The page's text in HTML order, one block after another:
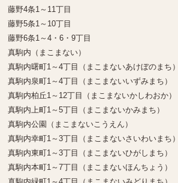
藤野4条1～11丁目
藤野5条1～10丁目
藤野6条1～4・6・9丁目
真駒内（まこまない）
真駒内曙町1～4丁目（まこまないあけぼのまち）
真駒内泉町1～4丁目（まこまないいずみまち）
真駒内柏丘1～12丁目（まこまないかしわおか）
真駒内上町1～5丁目（まこまないかみまち）
真駒内公園（まこまないこうえん）
真駒内幸町1～3丁目（まこまないさいわいまち）
真駒内東町1～3丁目（まこまないひがしまち）
真駒内本町1～7丁目（まこまないほんちょう）